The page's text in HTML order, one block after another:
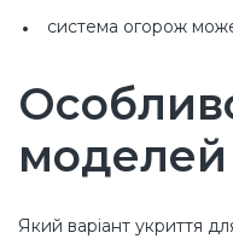
система огорож може
моделей
Який варіант укриття